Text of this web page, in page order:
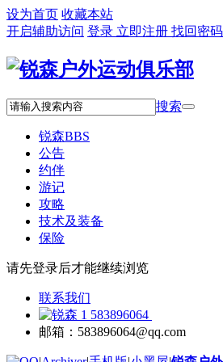
设为首页 收藏本站
开启辅助访问 登录 立即注册 找回密码
搜索
锐森BBS
公告
约伴
游记
攻略
技术及装备
保险
请先登录后才能继续浏览
联系我们
583896064
邮箱：583896064@qq.com